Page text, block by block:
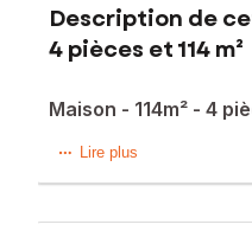
Description de
4 pièces et 114 m²
Maison - 114m² - 4
Située dans la
bénéficie d'un
Lire plus